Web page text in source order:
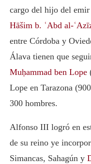
cargo del hijo del emir
Hāšim b. ʿAbd al-
entre Córdoba y
Álava tienen que
Muḥammad ben Lope
Lope en Tarazona
300 hombres.
Alfonso III logró en
de su reino ye
Simancas, Sahagún y